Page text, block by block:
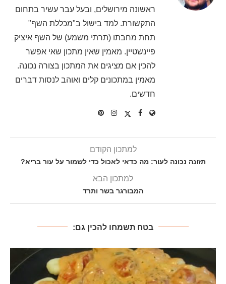
ראשונה מירושלים, ובעל עבר עשיר בתחום
התקשורת. למד בישול ב"מכללת השף"
תחת מחבתו (תרתי משמע) של השף איציק
פיינשטיין. מאמין שאין מתכון שאי אפשר
להכין אם מציגים את המתכון בצורה נכונה.
מאמין במתכונים קלים ואוהב לנסות דברים
חדשים.
למתכון הקודם
תזונה נכונה לעור: מה כדאי לאכול כדי לשמור על עור בריא?
למתכון הבא
המבורגר בשר ותרד
בטח תשמחו להכין גם: